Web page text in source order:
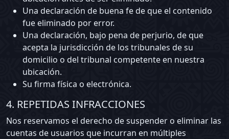
Una declaración de buena fe de que el contenido
fue eliminado por error.
Una declaración, bajo pena de perjurio, de que
acepta la jurisdicción de los tribunales de su
domicilio o del tribunal competente en nuestra
ubicación.
Su firma física o electrónica.
4. REPETIDAS INFRACCIONES
Nos reservamos el derecho de suspender o eliminar las
cuentas de usuarios que incurran en múltiples